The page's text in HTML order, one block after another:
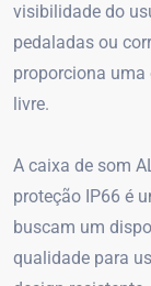
visibilidade do
pedaladas ou
proporciona uma
livre.
A caixa de som
proteção IP66 é
buscam um
qualidade para